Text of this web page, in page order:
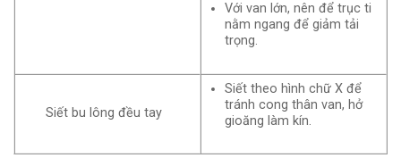
Với van lớn, nên để trục ti
nằm ngang để giảm tải
trọng.
Siết bu lông đều tay
Siết theo hình chữ X để
tránh cong thân van, hở
gioăng làm kín.